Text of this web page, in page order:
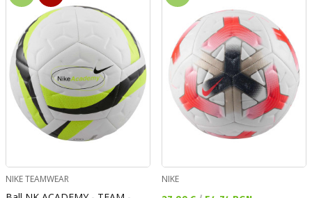
NIKE TEAMWEAR
NIKE